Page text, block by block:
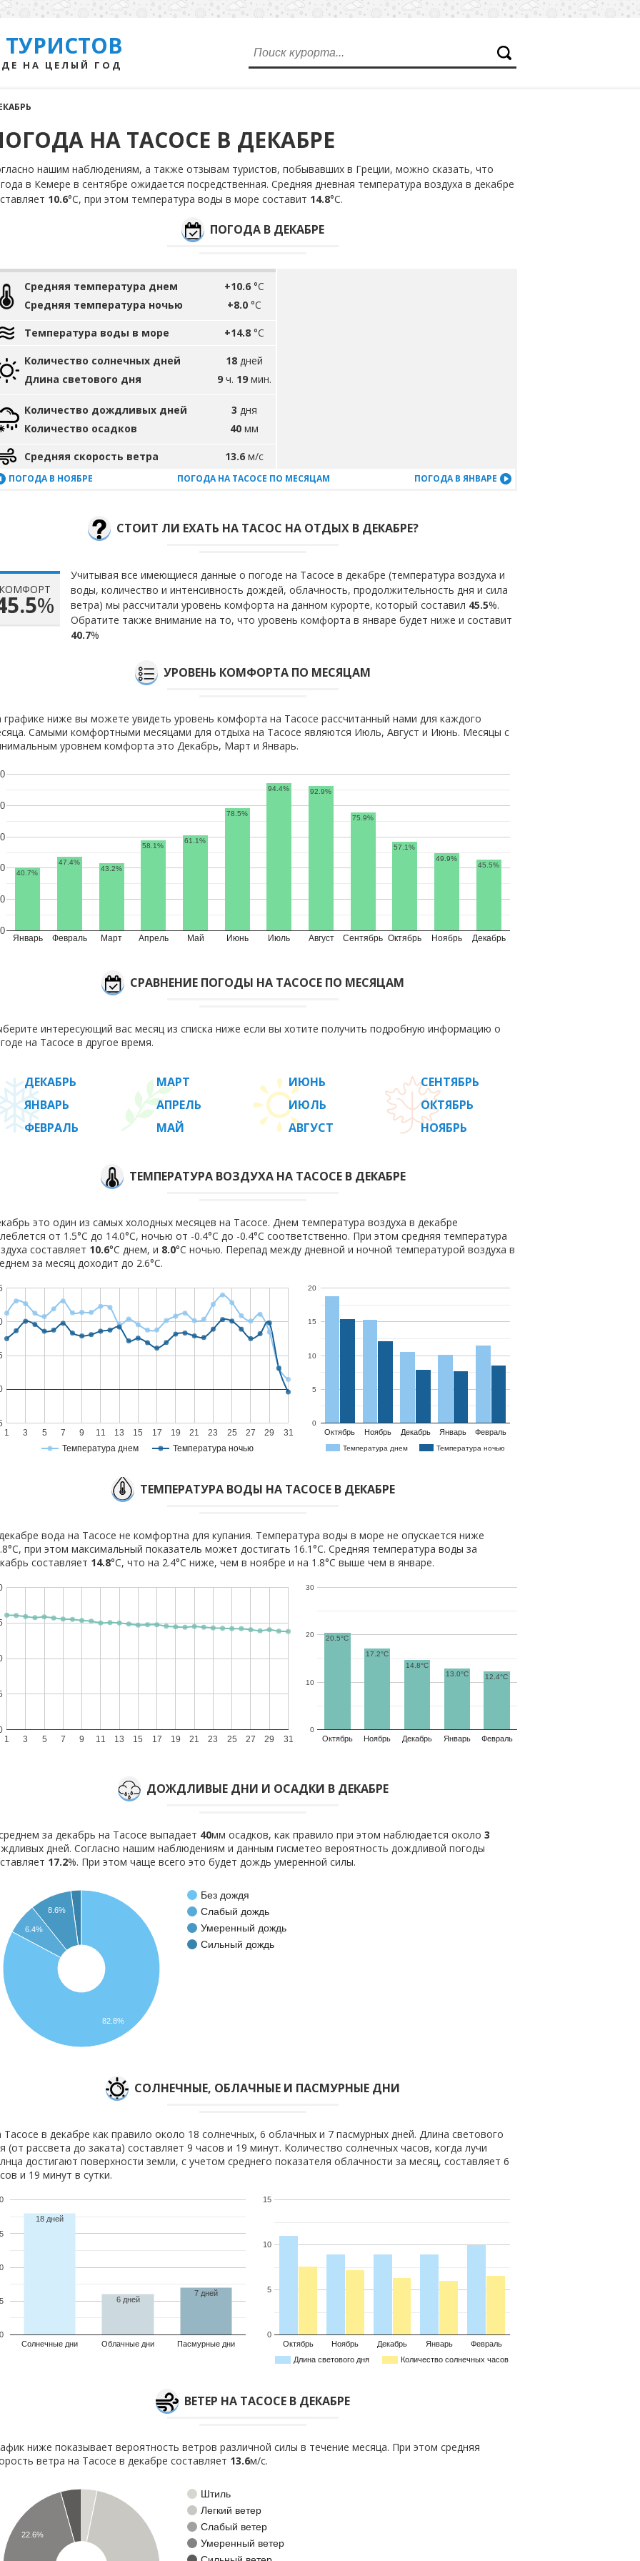
НА ЦЕЛЫЙ ГОД
НА ТАСОСЕ В ДЕКАБРЕ
нашим наблюдениям, а также отзывам туристов, побывавших в Греции, можно сказать, что
в Кемере в сентябре ожидается посредственная. Средняя дневная температура воздуха в декабре
10.6°С, при этом температура воды в море составит 14.8°С.
ПОГОДА В ДЕКАБРЕ
Средняя температура днем
Средняя температура ночью
+10.6 °C
+8.0 °C
Температура воды в море +14.8 °C
Количество солнечных дней
Длина светового дня
18 дней
9 ч. 19 мин.
Количество дождливых дней
Количество осадков
3 дня
40 мм
Средняя скорость ветра 13.6 м/с
ПОГОДА В НОЯБРЕ ПОГОДА НА ТАСОСЕ ПО МЕСЯЦАМ ПОГОДА В ЯНВАРЕ
СТОИТ ЛИ ЕХАТЬ НА ТАСОС НА ОТДЫХ В ДЕКАБРЕ?
КОМФОРТ
%
Учитывая все имеющиеся данные о погоде на Тасосе в декабре (температура воздуха и
воды, количество и интенсивность дождей, облачность, продолжительность дня и сила
ветра) мы рассчитали уровень комфорта на данном курорте, который составил 45.5%.
Обратите также внимание на то, что уровень комфорта в январе будет ниже и составит
40.7%
УРОВЕНЬ КОМФОРТА ПО МЕСЯЦАМ
графике ниже вы можете увидеть уровень комфорта на Тасосе рассчитанный нами для каждого
Самыми комфортными месяцами для отдыха на Тасосе являются Июль, Август и Июнь. Месяцы с
уровнем комфорта это Декабрь, Март и Январь.
Январь Февраль Март Апрель Май Июнь Июль Август Сентябрь Октябрь Ноябрь Декабрь
0
40.7%
47.4%
43.2%
58.1%
61.1%
78.5%
94.4% 92.9%
75.9%
57.1%
49.9%
45.5%
СРАВНЕНИЕ ПОГОДЫ НА ТАСОСЕ ПО МЕСЯЦАМ
интересующий вас месяц из списка ниже если вы хотите получить подробную информацию о
на Тасосе в другое время.
ДЕКАБРЬ
ЯНВАРЬ
ФЕВРАЛЬ
МАРТ
АПРЕЛЬ
МАЙ
ИЮНЬ
ИЮЛЬ
АВГУСТ
СЕНТЯБРЬ
ОКТЯБРЬ
НОЯБРЬ
ТЕМПЕРАТУРА ВОЗДУХА НА ТАСОСЕ В ДЕКАБРЕ
это один из самых холодных месяцев на Тасосе. Днем температура воздуха в декабре
от 1.5°C до 14.0°C, ночью от -0.4°C до -0.4°C соответственно. При этом средняя температура
составляет 10.6°C днем, и 8.0°C ночью. Перепад между дневной и ночной температурой воздуха в
за месяц доходит до 2.6°С.
Температура днем Температура ночью
1 3 5 7 9 11 13 15 17 19 21 23 25 27 29 31
Температура днем Температура ночью
Октябрь Ноябрь Декабрь Январь Февраль
0
5
10
15
20
ТЕМПЕРАТУРА ВОДЫ НА ТАСОСЕ В ДЕКАБРЕ
вода на Тасосе не комфортна для купания. Температура воды в море не опускается ниже
при этом максимальный показатель может достигать 16.1°C. Средняя температура воды за
составляет 14.8°C, что на 2.4°C ниже, чем в ноябре и на 1.8°C выше чем в январе.
1 3 5 7 9 11 13 15 17 19 21 23 25 27 29 31 Октябрь Ноябрь Декабрь Январь Февраль
0
10
20
30
20.5°C
17.2°C
14.8°C
13.0°C
12.4°C
ДОЖДЛИВЫЕ ДНИ И ОСАДКИ В ДЕКАБРЕ
за декабрь на Тасосе выпадает 40мм осадков, как правило при этом наблюдается около 3
дней. Согласно нашим наблюдениям и данным гисметео вероятность дождливой погоды
17.2%. При этом чаще всего это будет дождь умеренной силы.
Без дождя
Слабый дождь
Умеренный дождь
Сильный дождь
8.6%
6.4%
82.8%
CОЛНЕЧНЫЕ, ОБЛАЧНЫЕ И ПАСМУРНЫЕ ДНИ
Тасосе в декабре как правило около 18 солнечных, 6 облачных и 7 пасмурных дней. Длина светового
(от рассвета до заката) составляет 9 часов и 19 минут. Количество солнечных часов, когда лучи
достигают поверхности земли, с учетом среднего показателя облачности за месяц, составляет 6
и 19 минут в сутки.
Солнечные дни Облачные дни Пасмурные дни
0
5
18 дней
6 дней
7 дней
Длина светового дня Количество солнечных часов
Октябрь Ноябрь Декабрь Январь Февраль
0
5
10
15
ВЕТЕР НА ТАСОСЕ В ДЕКАБРЕ
ниже показывает вероятность ветров различной силы в течение месяца. При этом средняя
ветра на Тасосе в декабре составляет 13.6м/с.
Штиль
Легкий ветер
Слабый ветер
Умеренный ветер
22.6%